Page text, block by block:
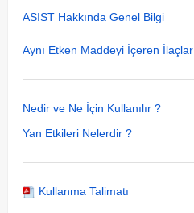
ASIST Hakkında Genel Bilgi
Aynı Etken Maddeyi İçeren İlaçlar
Nedir ve Ne İçin Kullanılır ?
Yan Etkileri Nelerdir ?
Kullanma Talimatı